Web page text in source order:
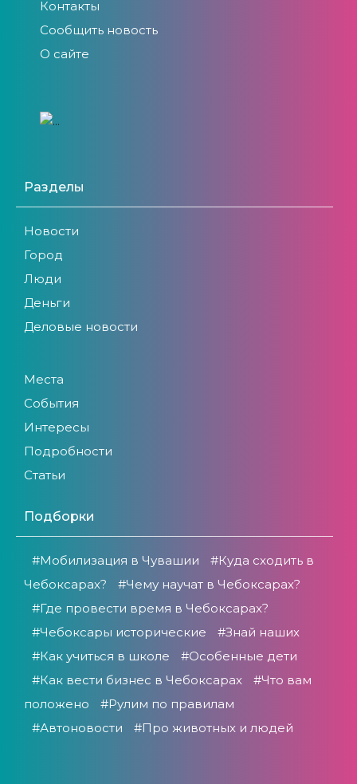
Контакты
Сообщить новость
О сайте
Разделы
Новости
Город
Люди
Деньги
Деловые новости
Места
События
Интересы
Подробности
Статьи
Подборки
#Мобилизация в Чувашии
#Куда сходить в
Чебоксарах?
#Чему научат в Чебоксарах?
#Где провести время в Чебоксарах?
#Чебоксары исторические
#Знай наших
#Как учиться в школе
#Особенные дети
#Как вести бизнес в Чебоксарах
#Что вам
положено
#Рулим по правилам
#Автоновости
#Про животных и людей